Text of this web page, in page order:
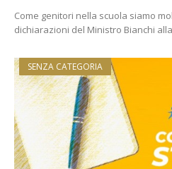
Come genitori nella scuola siamo
dichiarazioni del ​Ministro Bianchi
SENZA CATEGORIA